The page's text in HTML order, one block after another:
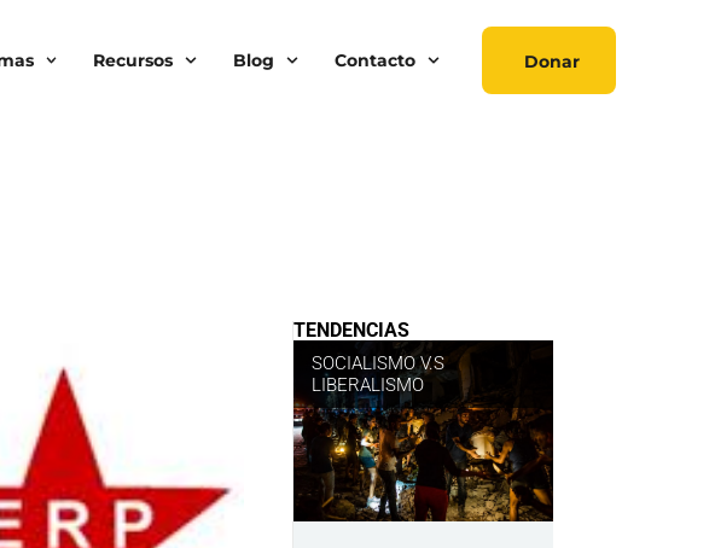
Recursos Blog Contacto Donar
TENDENCIAS
SOCIALISMO V.S
LIBERALISMO